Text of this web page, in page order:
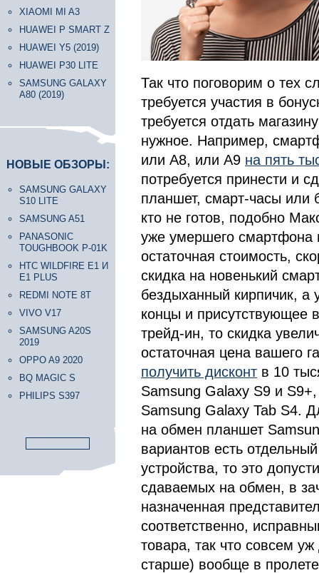
XIAOMI MI A3
HUAWEI P SMART Z
HUAWEI Y5 (2019)
HUAWEI P30 LITE
SAMSUNG GALAXY
A80 (2019)
НОВЫЕ ОБЗОРЫ:
SAMSUNG GALAXY
S10 LITE
SAMSUNG A51
PANASONIC
TOUGHBOOK P-01K
HTC WILDFIRE E1 И
E1 PLUS
REDMI NOTE 8T
VIVO V17
SAMSUNG A20S
2019
OPPO A9 2020
BQ MAGIC S
PHILIPS S397
Так что поговорим о тех
требуется участия в
требуется отдать
нужное. Например,
или A8, или A9 на пять
потребуется принести и
планшет, смарт-часы или
кто не готов, подобно
уже умершего смартфона
остаточная стоимость,
скидка на новенький
бездыханный кирпичик, а
концы и присутствующее
трейд-ин, то скидка
остаточная цена вашего
получить дисконт в 10
Samsung Galaxy S9 и
Samsung Galaxy Tab S4.
на обмен планшет
вариантов есть
устройства, то это
сдаваемых на обмен, в
назначенная
соответственно,
товара, так что совсем
старше) вообще в